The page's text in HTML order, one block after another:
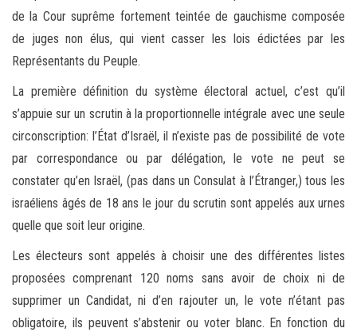
de la Cour suprême fortement teintée de gauchisme composée
de juges non élus, qui vient casser les lois édictées par les
Représentants du Peuple.
La première définition du système électoral actuel, c’est qu’il
s’appuie sur un scrutin à la proportionnelle intégrale avec une seule
circonscription: l’État d’Israël, il n’existe pas de possibilité de vote
par correspondance ou par délégation, le vote ne peut se
constater qu’en Israël, (pas dans un Consulat à l’Étranger,) tous les
israéliens âgés de 18 ans le jour du scrutin sont appelés aux urnes
quelle que soit leur origine.
Les électeurs sont appelés à choisir une des différentes listes
proposées comprenant 120 noms sans avoir de choix ni de
supprimer un Candidat, ni d’en rajouter un, le vote n’étant pas
obligatoire, ils peuvent s’abstenir ou voter blanc. En fonction du